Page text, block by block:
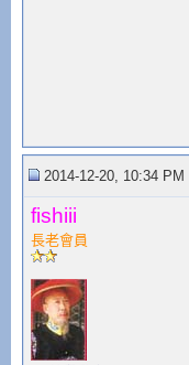
2014-12-20, 10:34 PM
fishiii
長老會員